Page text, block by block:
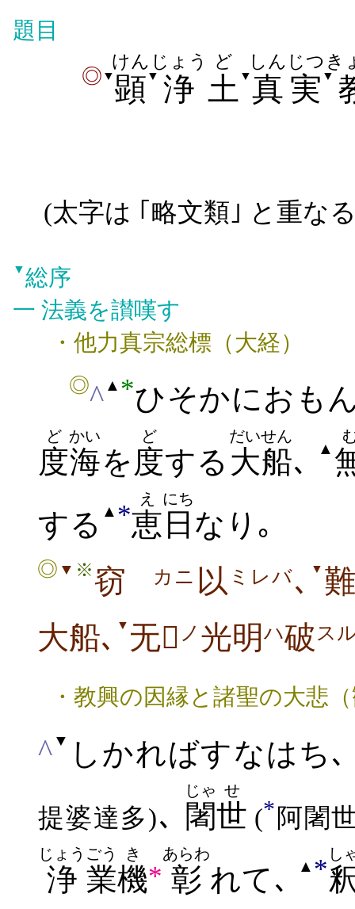
題目
◎ ▼顕
けん
▼ 浄
じょう
土
ど
▼真実
しんじつ
▼
き
(太字は ｢略文類｣ と重な
▼総序
一 法義を讃嘆す
・他力真宗総標（大経）
◎^ ▲ *ひそかにおも
度
ど
海
かい
を 度
ど
する 大船
だいせん
､ ▲
する ▲ *恵
え
日
にち
なり｡
◎ ▼ ※窃 カニ 以 ミレバ､ ▼
大船､
▼ 无 ノ 光明ハ破 ス
・教興の因縁と諸聖の大悲
^ ▼ しかればすなはち
提婆達多)､ 闍
じゃ
世
せ
(* 阿闍
浄
じょう
業
ごう
機
き
* 彰
あらわ
れて､ ▲ *
し